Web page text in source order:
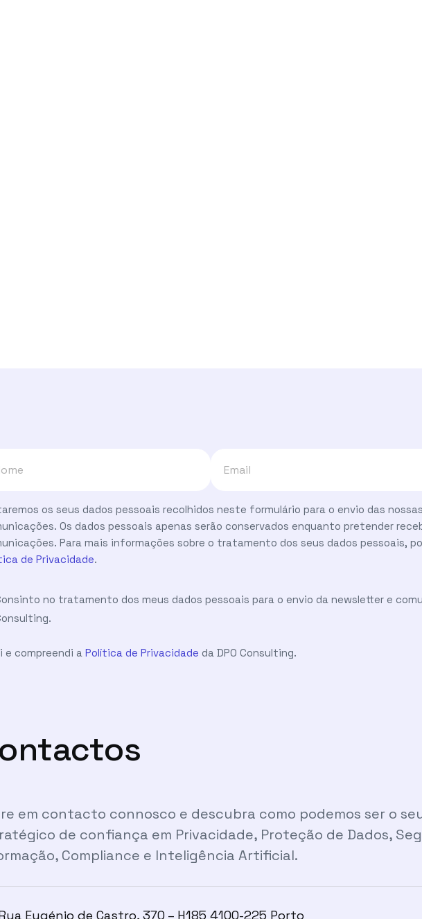
os seus dados pessoais recolhidos neste formulário para o envio das
Os dados pessoais apenas serão conservados enquanto pretender
Para mais informações sobre o tratamento dos seus dados pessoais,
de Privacidade.
no tratamento dos meus dados pessoais para o envio da newsletter e
e compreendi aPolítica de Privacidade da DPO Consulting.
em contacto connosco e descubra como podemos ser o
de confiança em Privacidade, Proteção de Dados,
Compliance e Inteligência Artificial.
Eugénio de Castro, 370 – H185 4100-225 Porto